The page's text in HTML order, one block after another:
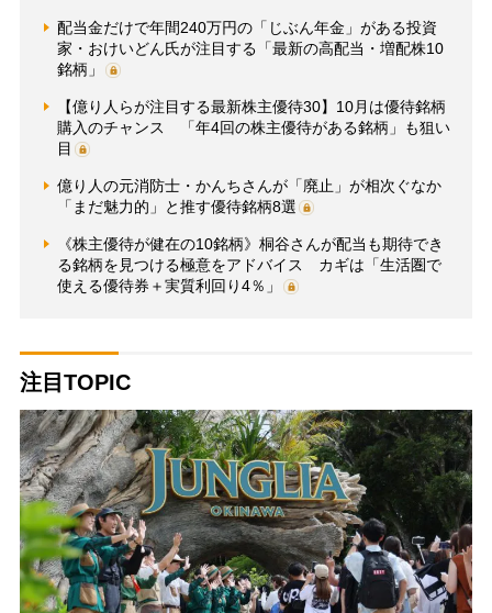
配当金だけで年間240万円の「じぶん年金」がある投資
家・おけいどん氏が注目する「最新の高配当・増配株10
銘柄」
【億り人らが注目する最新株主優待30】10月は優待銘柄
購入のチャンス 「年4回の株主優待がある銘柄」も狙い
目
億り人の元消防士・かんちさんが「廃止」が相次ぐなか
「まだ魅力的」と推す優待銘柄8選
《株主優待が健在の10銘柄》桐谷さんが配当も期待でき
る銘柄を見つける極意をアドバイス カギは「生活圏で
使える優待券＋実質利回り4％」
注目TOPIC